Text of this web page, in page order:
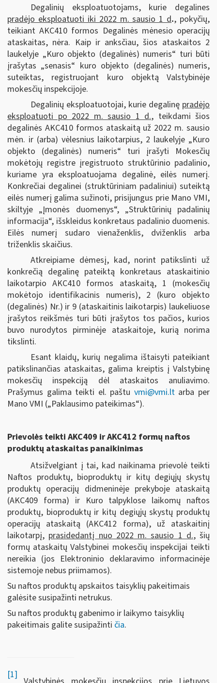
Degalinių eksploatuotojams, kurie degalines
pradėjo eksploatuoti iki 2022 m. sausio 1 d., pokyčių,
teikiant AKC410 formos Degalinės mėnesio operacijų
ataskaitas, nėra. Kaip ir anksčiau, šios ataskaitos 2
laukelyje „Kuro objekto (degalinės) numeris“ turi būti
įrašytas „senasis“ kuro objekto (degalinės) numeris,
suteiktas, registruojant kuro objektą Valstybinėje
mokesčių inspekcijoje.
Degalinių eksploatuotojai, kurie degalinę pradėjo
eksploatuoti po 2022 m. sausio 1 d., teikdami šios
degalinės AKC410 formos ataskaitą už 2022 m. sausio
mėn. ir (arba) vėlesnius laikotarpius, 2 laukelyje „Kuro
objekto (degalinės) numeris“ turi įrašyti Mokesčių
mokėtojų registre įregistruoto struktūrinio padalinio,
kuriame yra eksploatuojama degalinė, eilės numerį.
Konkrečiai degalinei (struktūriniam padaliniui) suteiktą
eilės numerį galima sužinoti, prisijungus prie Mano VMI,
skiltyje „Įmonės duomenys“, „Struktūrinių padalinių
informacija“, išskleidus konkretaus padalinio duomenis.
Eilės numerį sudaro vienaženklis, dviženklis arba
triženklis skaičius.
Atkreipiame dėmesį, kad, norint patikslinti už
konkrečią degalinę pateiktą konkretaus ataskaitinio
laikotarpio AKC410 formos ataskaitą, 1 (mokesčių
mokėtojo identifikacinis numeris), 2 (kuro objekto
(degalinės) Nr.) ir 9 (ataskaitinis laikotarpis) laukeliuose
įrašytos reikšmės turi būti įrašytos tos pačios, kurios
buvo nurodytos pirminėje ataskaitoje, kurią norima
tikslinti.
Esant klaidų, kurių negalima ištaisyti pateikiant
patikslinančias ataskaitas, galima kreiptis į Valstybinę
mokesčių inspekciją dėl ataskaitos anuliavimo.
Prašymus galima teikti el. paštu vmi@vmi.ltarba per
Mano VMI („Paklausimo pateikimas“).
Prievolės teikti AKC409 ir AKC412 formų naftos
produktų ataskaitas panaikinimas
Atsižvelgiant į tai, kad naikinama prievolė teikti
Naftos produktų, bioproduktų ir kitų degiųjų skystų
produktų operacijų didmeninėje prekyboje ataskaitą
(AKC409 forma) ir Kuro talpyklose laikomų naftos
produktų, bioproduktų ir kitų degiųjų skystų produktų
operacijų ataskaitą (AKC412 forma), už ataskaitinį
laikotarpį, prasidedantį nuo 2022 m. sausio 1 d., šių
formų ataskaitų Valstybinei mokesčių inspekcijai teikti
nereikia (jos Elektroninio deklaravimo informacinėje
sistemoje nebus priimamos).
Su naftos produktų apskaitos taisyklių pakeitimais
galėsite susipažinti netrukus.
Su naftos produktų gabenimo ir laikymo taisyklių
pakeitimais galite susipažinti čia.
[1]